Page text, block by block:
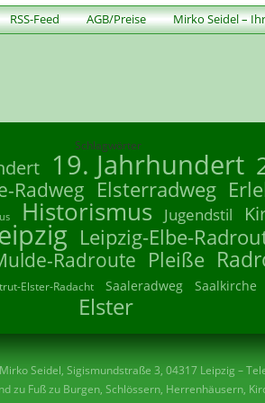
RSS-Feed AGB/Preise Mirko Seidel –
Schlagwörter
19. Jahrhundert
Radweg Elsterradweg
Historismus Jugendstil
Leipzig-Elbe-
Radroute Pleiße
Elster-Radacht Saaleradweg Saalkirche
Elster
Seidel, Sigismundstraße 3, 04317 Leipzig –
zu Fuß zu Burgen, Schlössern, Herrenhäusern,